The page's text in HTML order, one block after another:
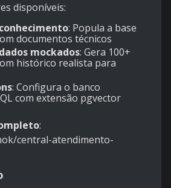
disponíveis:
: Popula a base
documentos técnicos
mockados: Gera 100+
histórico realista para
: Configura o banco
com extensão pgvector
:
central-atendimento-